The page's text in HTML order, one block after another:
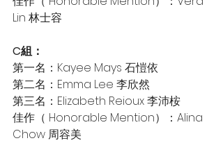
Lin 林士容
C組：
第一名：Kayee Mays 石愷依
第二名：Emma Lee 李欣然
第三名：Elizabeth Reioux 李沛桉
佳作（ Honorable Mention）：Alina
Chow 周容美